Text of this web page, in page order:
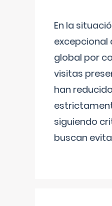
En la
excepcional
global por
visitas
han
siguiendo
buscan